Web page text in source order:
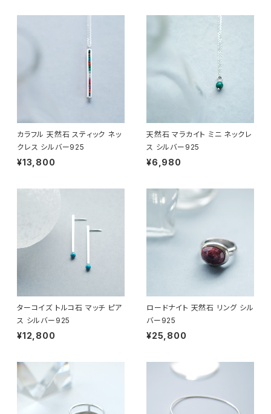
カラフル 天然石 スティック ネッ
クレス シルバー925
¥13,800
天然石 マラカイト ミニ ネックレ
ス シルバー925
¥6,980
ターコイズ トルコ石 マッチ ピア
ス シルバー925
¥12,800
ロードナイト 天然石 リング シル
バー925
¥25,800